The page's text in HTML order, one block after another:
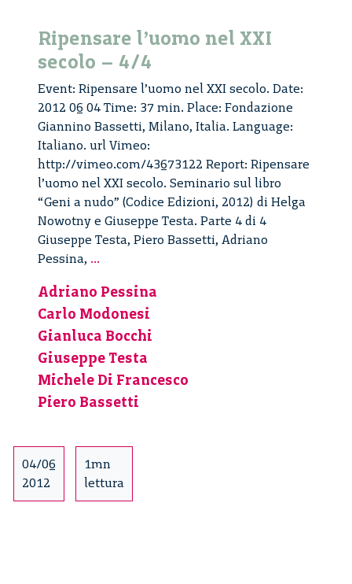
Ripensare l’uomo nel XXI
secolo – 4/4
Event: Ripensare l’uomo nel XXI secolo. Date:
2012 06 04 Time: 37 min. Place: Fondazione
Giannino Bassetti, Milano, Italia. Language:
Italiano. url Vimeo:
http://vimeo.com/43673122 Report: Ripensare
l’uomo nel XXI secolo. Seminario sul libro
“Geni a nudo” (Codice Edizioni, 2012) di Helga
Nowotny e Giuseppe Testa. Parte 4 di 4
Giuseppe Testa, Piero Bassetti, Adriano
Pessina, ...
nel
XXI
secolo
–
4/4
Adriano Pessina
Carlo Modonesi
Gianluca Bocchi
Giuseppe Testa
Michele Di Francesco
Piero Bassetti
04/06
2012
1mn
lettura